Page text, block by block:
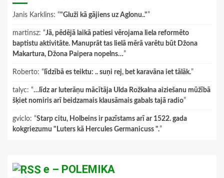
Janis Karklins: “"Gluži kā gājiens uz Aglonu.."”
martinsz: “Jā, pēdējā laikā patiesi vērojama liela reformēto
baptistu aktivitāte. Manuprāt tas lielā mērā varētu būt Džona
Makartura, Džona Paipera nopelns…”
Roberto: “ līdzībā es teiktu: .. suņi rej, bet karavāna iet tālāk.”
talyc: “…līdz ar luterāņu mācītāja Ulda Rožkalna aiziešanu mūžībā
šķiet nomiris arī beidzamais klausāmais gabals tajā radio”
gviclo: “Starp citu, Holbeins ir pazīstams arī ar 1522. gada
kokgriezumu "Luters kā Hercules Germanicuss ".”
e – POLEMIKA